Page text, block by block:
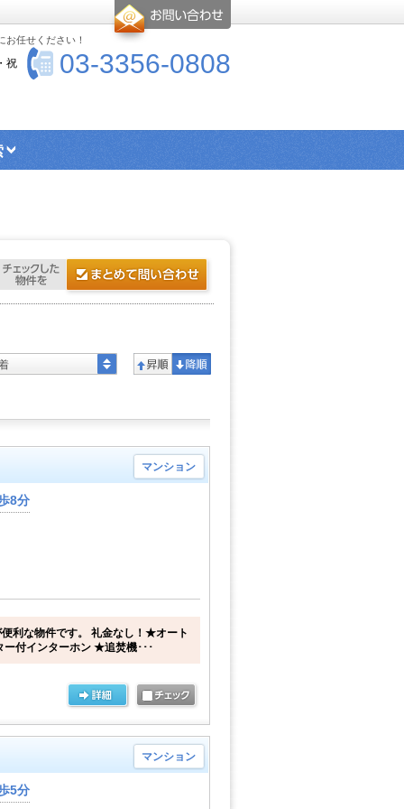
任せください！
03-3356-0808
祝
高優賃とは
マンション
8分
利な物件です。 礼金なし！★オート
付インターホン ★追焚機･･･
マンション
5分